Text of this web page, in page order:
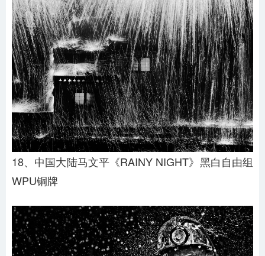
18、中国大陆马文平《RAINY NIGHT》黑白自由组
WPU铜牌